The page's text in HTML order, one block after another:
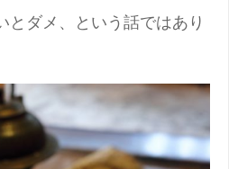
とダメ、という話ではあり